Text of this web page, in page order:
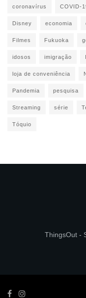
coronavírus COVID-
Disney economia
Filmes Fukuoka
idosos imigração
loja de conveniência
Pandemia pesquisa
Streaming série
Tóquio
ThingsOut -